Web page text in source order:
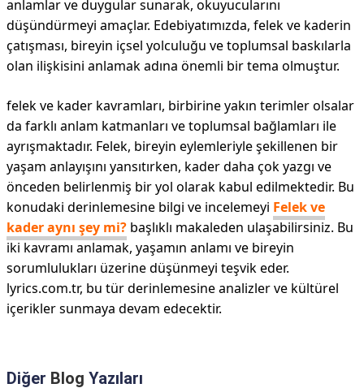
anlamlar ve duygular sunarak, okuyucularını
düşündürmeyi amaçlar. Edebiyatımızda, felek ve kaderin
çatışması, bireyin içsel yolculuğu ve toplumsal baskılarla
olan ilişkisini anlamak adına önemli bir tema olmuştur.
felek ve kader kavramları, birbirine yakın terimler olsalar
da farklı anlam katmanları ve toplumsal bağlamları ile
ayrışmaktadır. Felek, bireyin eylemleriyle şekillenen bir
yaşam anlayışını yansıtırken, kader daha çok yazgı ve
önceden belirlenmiş bir yol olarak kabul edilmektedir. Bu
konudaki derinlemesine bilgi ve incelemeyi Felek ve
kader aynı şey mi? başlıklı makaleden ulaşabilirsiniz. Bu
iki kavramı anlamak, yaşamın anlamı ve bireyin
sorumlulukları üzerine düşünmeyi teşvik eder.
lyrics.com.tr, bu tür derinlemesine analizler ve kültürel
içerikler sunmaya devam edecektir.
Diğer Blog Yazıları